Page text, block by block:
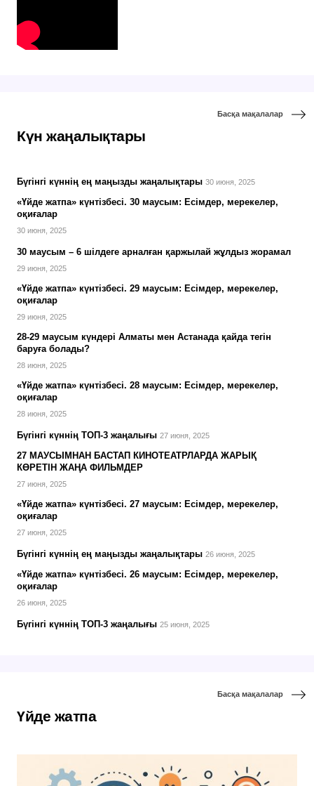
Күн жаңалықтары
Басқа мақалалар
Бүгінгі күннің ең маңызды жаңалықтары 30 июня, 2025
«Үйде жатпа» күнтізбесі. 30 маусым: Есімдер, мерекелер,
оқиғалар
30 июня, 2025
30 маусым – 6 шілдеге арналған қаржылай жұлдыз жорамал
29 июня, 2025
«Үйде жатпа» күнтізбесі. 29 маусым: Есімдер, мерекелер,
оқиғалар
29 июня, 2025
28-29 маусым күндері Алматы мен Астанада қайда тегін
баруға болады?
28 июня, 2025
«Үйде жатпа» күнтізбесі. 28 маусым: Есімдер, мерекелер,
оқиғалар
28 июня, 2025
Бүгінгі күннің ТОП-3 жаңалығы 27 июня, 2025
27 МАУСЫМНАН БАСТАП КИНОТЕАТРЛАРДА ЖАРЫҚ
КӨРЕТІН ЖАҢА ФИЛЬМДЕР
27 июня, 2025
«Үйде жатпа» күнтізбесі. 27 маусым: Есімдер, мерекелер,
оқиғалар
27 июня, 2025
Бүгінгі күннің ең маңызды жаңалықтары 26 июня, 2025
«Үйде жатпа» күнтізбесі. 26 маусым: Есімдер, мерекелер,
оқиғалар
26 июня, 2025
Бүгінгі күннің ТОП-3 жаңалығы 25 июня, 2025
Үйде жатпа
Басқа мақалалар